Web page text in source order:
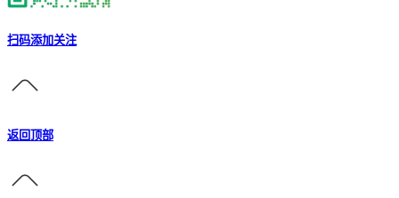
扫码添加关注
返回顶部